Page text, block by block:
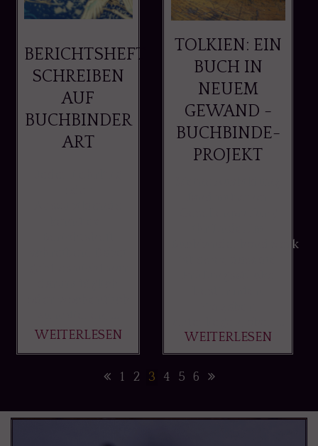
BERICHTSHEFT
SCHREIBEN
AUF
BUCHBINDER
ART
WEITERLESEN
TOLKIEN: EIN
BUCH IN
NEUEM
GEWAND -
BUCHBINDE-
PROJEKT
Buchbinderhandwerk
WEITERLESEN
1 2 3 4 5 6